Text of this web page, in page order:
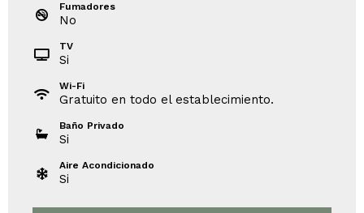
Fumadores
No
TV
Si
Wi-Fi
Gratuito en todo el establecimiento.
Baño Privado
Si
Aire Acondicionado
Si